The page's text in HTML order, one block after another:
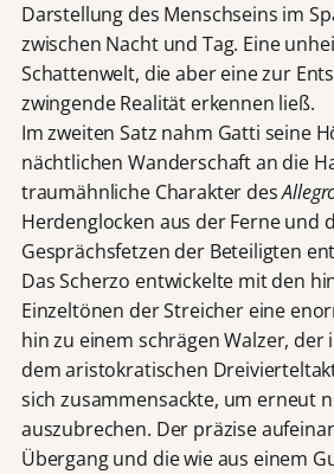
Darstellung des Menschseins im
zwischen Nacht und Tag. Eine
Schattenwelt, die aber eine zur
zwingende Realität erkennen ließ.
Im zweiten Satz nahm Gatti seine
nächtlichen Wanderschaft an die
traumähnliche Charakter des
Herdenglocken aus der Ferne und
Gesprächsfetzen der Beteiligten
Das Scherzo entwickelte mit den
Einzeltönen der Streicher eine
hin zu einem schrägen Walzer, der
dem aristokratischen
sich zusammensackte, um erneut
auszubrechen. Der präzise
Übergang und die wie aus einem